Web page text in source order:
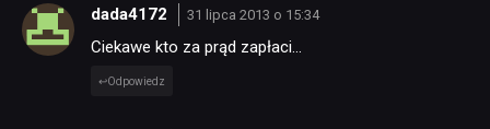
dada4172 31 lipca 2013 o 15:34
Ciekawe kto za prąd zapłaci…
Odpowiedz